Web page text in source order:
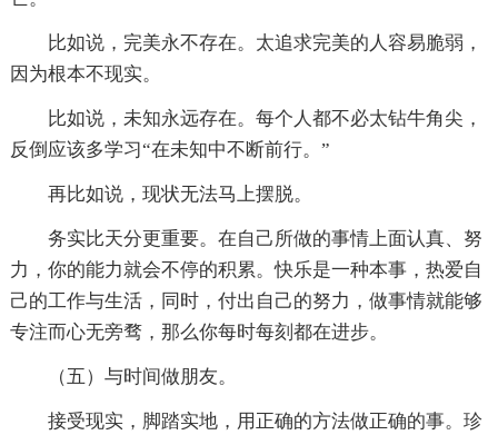
比如说，完美永不存在。太追求完美的人容易脆弱，
因为根本不现实。
比如说，未知永远存在。每个人都不必太钻牛角尖，
反倒应该多学习“在未知中不断前行。”
再比如说，现状无法马上摆脱。
务实比天分更重要。在自己所做的事情上面认真、努
力，你的能力就会不停的积累。快乐是一种本事，热爱自
己的工作与生活，同时，付出自己的努力，做事情就能够
专注而心无旁骛，那么你每时每刻都在进步。
（五）与时间做朋友。
接受现实，脚踏实地，用正确的方法做正确的事。珍